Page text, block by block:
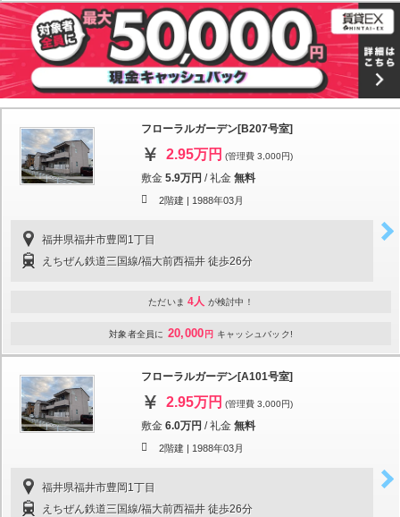
フローラルガーデン[B207号室]
2.95万円 (管理費 3,000円)
敷金 5.9万円 /礼金 無料
2階建 | 1988年03月
福井県福井市豊岡1丁目
えちぜん鉄道三国線/福大前西福井 徒歩26分
ただいま 4人 が検討中！
対象者全員に 20,000 円 キャッシュバック!
フローラルガーデン[A101号室]
2.95万円 (管理費 3,000円)
敷金 6.0万円 /礼金 無料
2階建 | 1988年03月
福井県福井市豊岡1丁目
えちぜん鉄道三国線/福大前西福井 徒歩26分